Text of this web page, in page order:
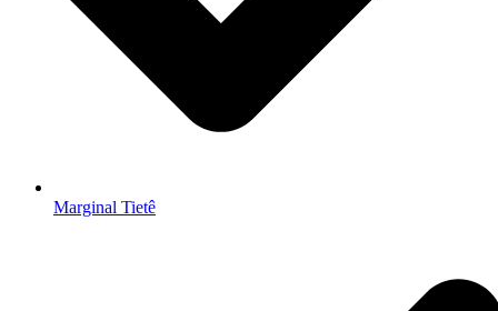
Marginal Tietê